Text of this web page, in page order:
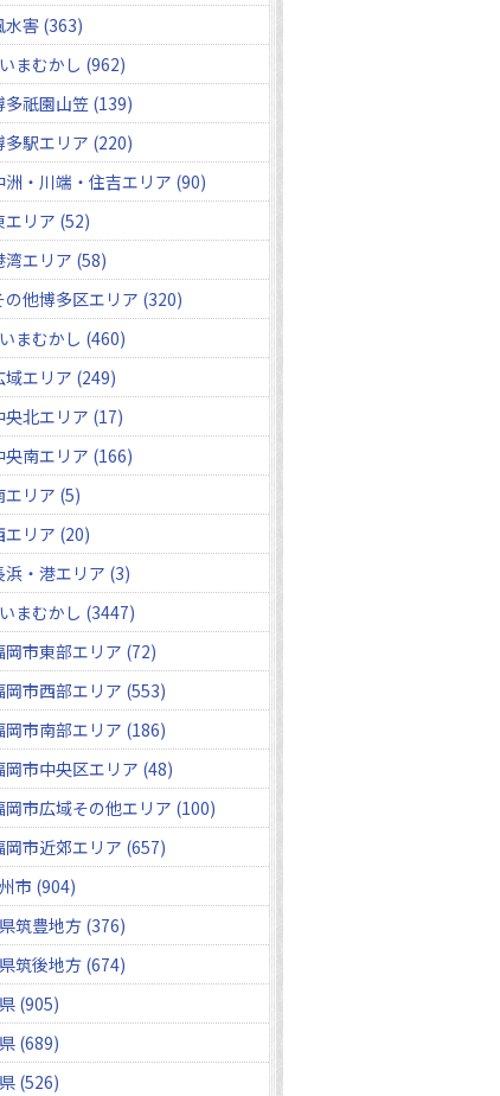
水害 (363)
まむかし (962)
多祇園山笠 (139)
多駅エリア (220)
洲・川端・住吉エリア (90)
エリア (52)
湾エリア (58)
の他博多区エリア (320)
まむかし (460)
域エリア (249)
央北エリア (17)
央南エリア (166)
エリア (5)
エリア (20)
浜・港エリア (3)
まむかし (3447)
岡市東部エリア (72)
岡市西部エリア (553)
岡市南部エリア (186)
岡市中央区エリア (48)
岡市広域その他エリア (100)
岡市近郊エリア (657)
市 (904)
筑豊地方 (376)
筑後地方 (674)
(905)
(689)
(526)